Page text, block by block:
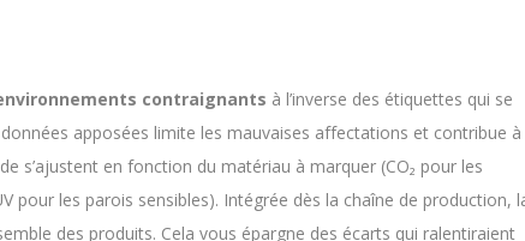
contraignants à l’inverse des étiquettes qui se
apposées limite les mauvaises affectations et contribue à
s’ajustent en fonction du matériau à marquer (CO₂ pour les
pour les parois sensibles). Intégrée dès la chaîne de production,
des produits. Cela vous épargne des écarts qui ralentiraient